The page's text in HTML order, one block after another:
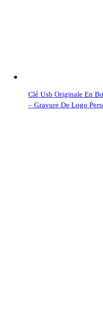
Clé Usb Originale En
– Gravure De Logo